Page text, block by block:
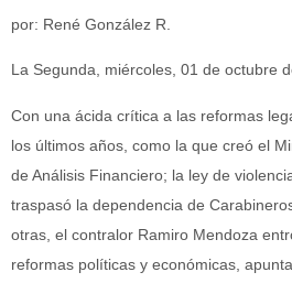
por: René González R.
La Segunda, miércoles, 01 de octubre
Con una ácida crítica a las reformas
los últimos años, como la que creó el
de Análisis Financiero; la ley de
traspasó la dependencia de
otras, el contralor Ramiro Mendoza
reformas políticas y económicas,